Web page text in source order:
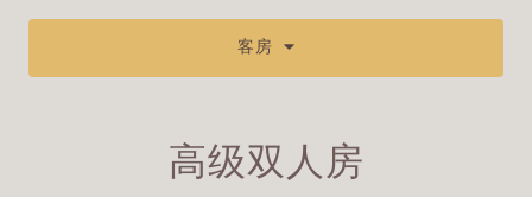
客房
高级双人房